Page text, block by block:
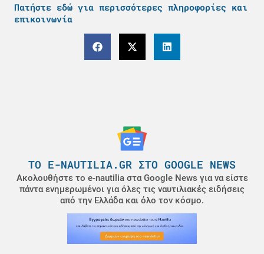
Πατήστε εδώ για περισσότερες πληροφορίες και
επικοινωνία
ΤΟ E-NAUTILIA.GR ΣΤΟ GOOGLE NEWS
Ακολουθήστε το e-nautilia στα Google News για να είστε
πάντα ενημερωμένοι για όλες τις ναυτιλιακές ειδήσεις
από την Ελλάδα και όλο τον κόσμο.